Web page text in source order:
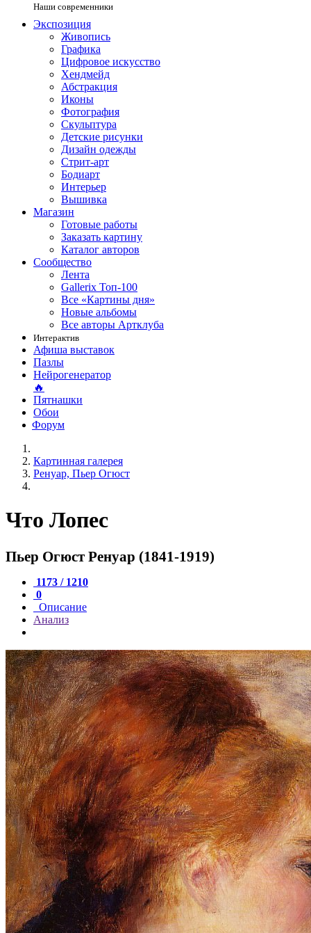
Наши современники
Экспозиция
Живопись
Графика
Цифровое искусство
Хендмейд
Абстракция
Иконы
Фотография
Скульптура
Детские рисунки
Дизайн одежды
Стрит-арт
Бодиарт
Интерьер
Вышивка
Магазин
Готовые работы
Заказать картину
Каталог авторов
Сообщество
Лента
Gallerix Топ-100
Все «Картины дня»
Новые альбомы
Все авторы Артклуба
Интерактив
Афиша выставок
Пазлы
Нейрогенератор
🔥
Пятнашки
Обои
Форум
Картинная галерея
Ренуар, Пьер Огюст
Что Лопес
Пьер Огюст Ренуар (1841-1919)
1173 / 1210
0
Описание
Анализ